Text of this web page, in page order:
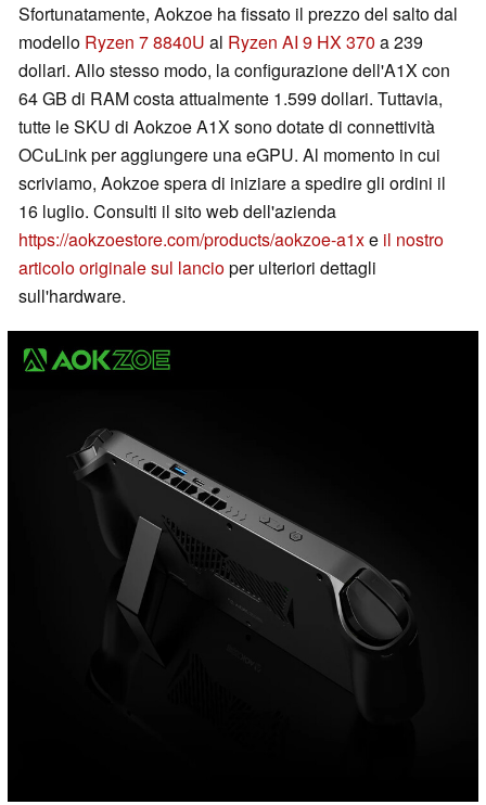
Sfortunatamente, Aokzoe ha fissato il prezzo del salto dal
modello Ryzen 7 8840U al Ryzen AI 9 HX 370 a 239
dollari. Allo stesso modo, la configurazione dell'A1X con
64 GB di RAM costa attualmente 1.599 dollari. Tuttavia,
tutte le SKU di Aokzoe A1X sono dotate di connettività
OCuLink per aggiungere una eGPU. Al momento in cui
scriviamo, Aokzoe spera di iniziare a spedire gli ordini il
16 luglio. Consulti il sito web dell'azienda
https://aokzoestore.com/products/aokzoe-a1xe il nostro
articolo originale sul lancioper ulteriori dettagli
sull'hardware.